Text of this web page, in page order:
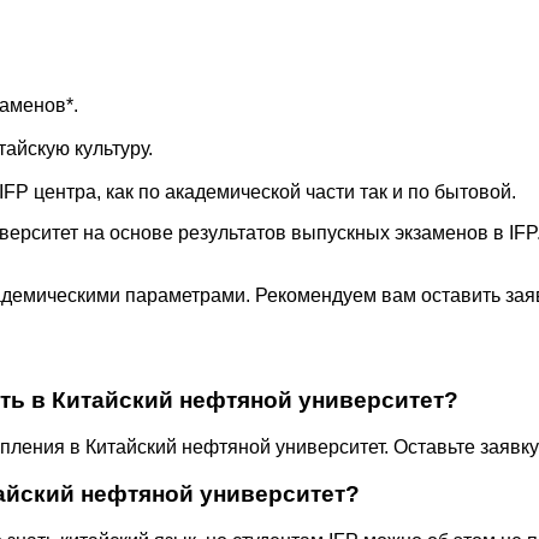
культуру.
центра, как по академической части так и по бытовой.
на основе результатов выпускных экзаменов в
параметрами. Рекомендуем вам оставить
в Китайский нефтяной университет?
в Китайский нефтяной университет. Оставьте
нефтяной университет?